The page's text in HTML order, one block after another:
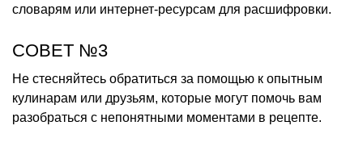
словарям или интернет-ресурсам для расшифровки.
СОВЕТ №3
Не стесняйтесь обратиться за помощью к опытным
кулинарам или друзьям, которые могут помочь вам
разобраться с непонятными моментами в рецепте.